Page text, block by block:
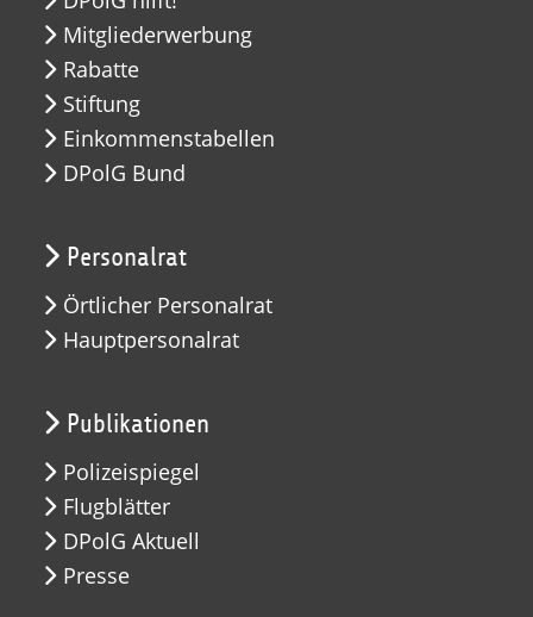
Mitgliederwerbung
Rabatte
Stiftung
Einkommenstabellen
DPolG Bund
Personalrat
Örtlicher Personalrat
Hauptpersonalrat
Publikationen
Polizeispiegel
Flugblätter
DPolG Aktuell
Presse